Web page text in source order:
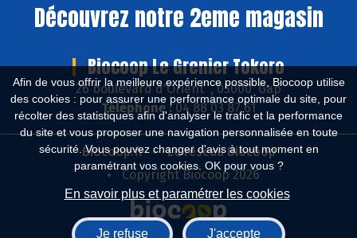
Afin de vous offrir la meilleure expérience possible, Biocoop utilise
des cookies : pour assurer une performance optimale du site, pour
récolter des statistiques afin d'analyser le trafic et la performance
du site et vous proposer une navigation personnalisée en toute
sécurité. Vous pouvez changer d'avis à tout moment en
paramétrant vos cookies. OK pour vous ?
En savoir plus et paramétrer les cookies
Je refuse J'accepte
Découvrez notre 2eme magasin
Biocoop Le Grenier Tokoro
26 boulevard d'Orient , 05000 Gap
Téléphone : 04 88 03 87 61
Biocoop.fr
Le réseau Biocoop
Copyright Biocoop 2026